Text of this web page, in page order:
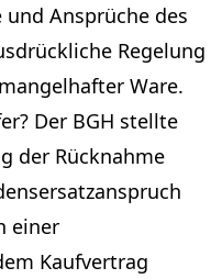
Ansprüche des
Regelung
Ware.
Der BGH stellte
der Rücknahme
einer
Kaufvertrag